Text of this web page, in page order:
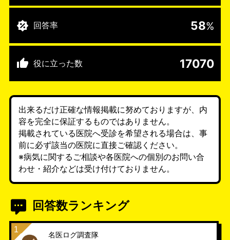
回答率 58%
役に立った数 17070
出来るだけ正確な情報掲載に努めておりますが、内
容を完全に保証するものではありません。
掲載されている医院へ受診を希望される場合は、事
前に必ず該当の医院に直接ご確認ください。
※病気に関するご相談や各医院への個別のお問い合
わせ・紹介などは受け付けておりません。
回答数ランキング
名医ログ調査隊